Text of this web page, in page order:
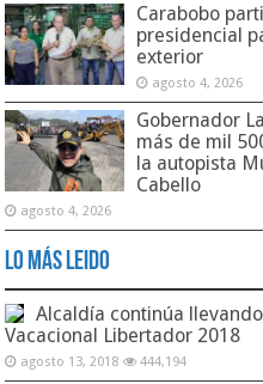
Carabobo
presidencial
exterior
agosto 4, 2026
Gobernador
más de mil
la autopista
Cabello
agosto 4, 2026
Lo Más Leido
Alcaldía continúa
Vacacional Libertador 2018
agosto 13, 2018 444,194